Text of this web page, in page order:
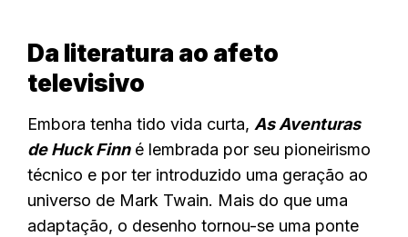
Da literatura ao afeto
televisivo
Embora tenha tido vida curta, As Aventuras
de Huck Finné lembrada por seu pioneirismo
técnico e por ter introduzido uma geração ao
universo de Mark Twain. Mais do que uma
adaptação, o desenho tornou-se uma ponte